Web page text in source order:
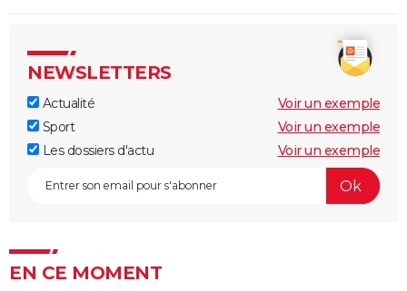
NEWSLETTERS
Actualité
Voir un exemple
Sport
Voir un exemple
Les dossiers d'actu
Voir un exemple
EN CE MOMENT